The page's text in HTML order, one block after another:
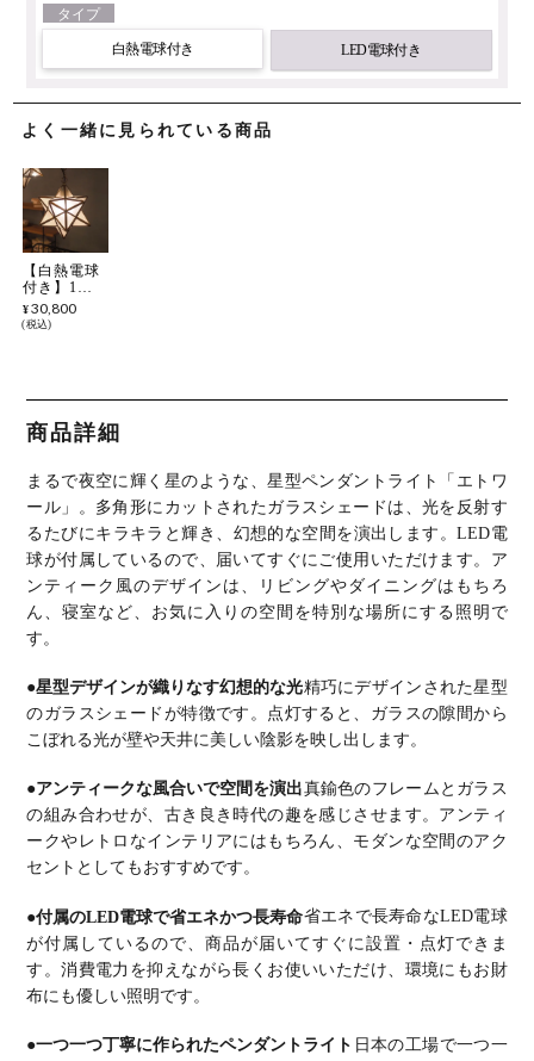
よく一緒に見られている商品
【白熱電球
付き】1灯
ペンダント
ライト 日本
ンテリア 間
接照明 ガラ
ス 天井照明
ンティーク
風 レトロ
リビング
¥ 30,800
税込
商品詳細
まるで夜空に輝く星のような、星型ペンダントライト「エトワ
ール」。 多角形にカットされたガラスシェードは、光を反射す
るたびにキラキラと輝き、幻想的な空間を演出します。LED電
球が付属しているので、届いてすぐにご使用いただけます。 ア
ンティーク風のデザインは、リビングやダイニングはもちろ
ん、寝室など、お気に入りの空間を特別な場所にする照明で
す。
●星型デザインが織りなす幻想的な光精巧にデザインされた星型
のガラスシェードが特徴です。 点灯すると、ガラスの隙間から
こぼれる光が壁や天井に美しい陰影を映し出します。
●アンティークな風合いで空間を演出真鍮色のフレームとガラス
の組み合わせが、古き良き時代の趣を感じさせます。 アンティ
ークやレトロなインテリアにはもちろん、モダンな空間のアク
セントとしてもおすすめです。
●付属のLED電球で省エネかつ長寿命省エネで長寿命なLED電球
が付属しているので、商品が届いてすぐに設置・点灯できま
す。消費電力を抑えながら長くお使いいただけ、環境にもお財
布にも優しい照明です。
●一つ一つ丁寧に作られたペンダントライト 日本の工場で一つ一
タイプ
白熱電球付き LED電球付き